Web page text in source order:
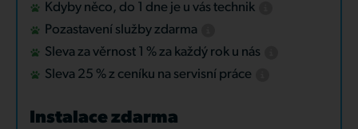
Kdyby něco, do 1 dne je u vás technik
Pozastavení služby zdarma
Sleva za věrnost 1 % za každý rok u nás
Sleva 25 % z ceníku na servisní práce
Instalace zdarma